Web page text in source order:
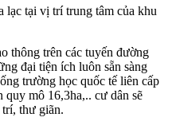
lạc tại vị trí trung tâm của khu
thông trên các tuyến đường
đại tiện ích luôn sẵn sàng
trường học quốc tế liên cấp
mô 16,3ha,.. cư dân sẽ
thư giãn.